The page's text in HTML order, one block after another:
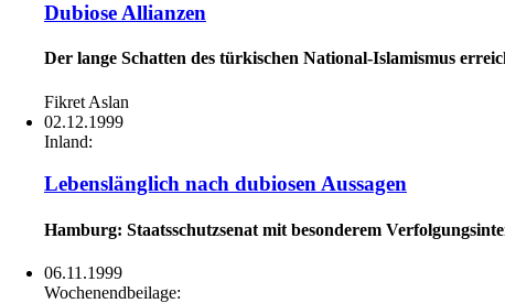
Dubiose Allianzen
Der lange Schatten des türkischen National-Islamismus
Fikret Aslan
02.12.1999
Inland:
Lebenslänglich nach dubiosen Aussagen
Hamburg: Staatsschutzsenat mit besonderem
06.11.1999
Wochenendbeilage: